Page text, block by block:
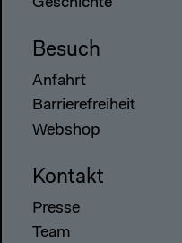
Geschichte
Besuch
Anfahrt
Barrierefreiheit
Webshop
Kontakt
Presse
Team